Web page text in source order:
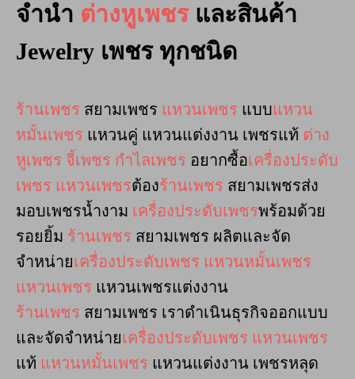
จำนำ ต่างหูเพชรและสินค้า
Jewelry เพชร ทุกชนิด
ร้านเพชร สยามเพชร แหวนเพชร แบบแหวน
หมั้นเพชร แหวนคู่ แหวนแต่งงาน เพชรแท้ ต่าง
หูเพชร จี้เพชร กำไลเพชร อยากซื้อเครื่องประดับ
เพชร แหวนเพชรต้องร้านเพชร สยามเพชรส่ง
มอบเพชรน้ำงาม เครื่องประดับเพชรพร้อมด้วย
รอยยิ้ม ร้านเพชร สยามเพชร ผลิตและจัด
จำหน่ายเครื่องประดับเพชร แหวนหมั้นเพชร
แหวนเพชร แหวนเพชรแต่งงาน
ร้านเพชร สยามเพชร เราดำเนินธุรกิจออกแบบ
และจัดจำหน่ายเครื่องประดับเพชร แหวนเพชร
แท้ แหวนหมั้นเพชร แหวนแต่งงาน เพชรหลุด